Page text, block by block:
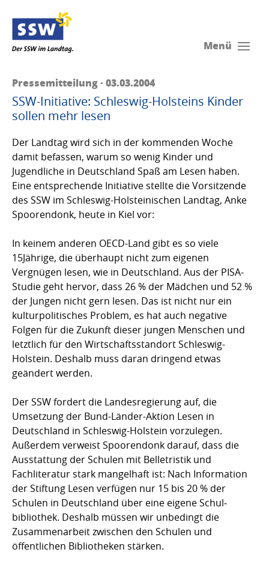
Menü
Pressemitteilung · 03.03.2004
SSW-Initiative: Schleswig-Holsteins Kinder
sollen mehr lesen
Der Landtag wird sich in der kommenden Woche
damit befassen, warum so wenig Kinder und
Jugendliche in Deutschland Spaß am Lesen haben.
Eine entsprechende Initiative stellte die Vorsitzende
des SSW im Schleswig-Hol­steinischen Landtag, Anke
Spoorendonk, heute in Kiel vor:
In keinem anderen OECD-Land gibt es so viele
15Jährige, die überhaupt nicht zum eigenen
Vergnügen lesen, wie in Deutschland. Aus der PISA-
Studie geht hervor, dass 26 % der Mädchen und 52 %
der Jungen nicht gern lesen. Das ist nicht nur ein
kulturpolitisches Problem, es hat auch negative
Folgen für die Zukunft dieser jungen Menschen und
letztlich für den Wirt­schaftsstandort Schleswig-
Holstein. Deshalb muss daran dringend etwas
geändert werden.
Der SSW fordert die Landesregierung auf, die
Umsetzung der Bund-Länder-Aktion Lesen in
Deutschland in Schleswig-Holstein vorzulegen.
Außerdem verweist Spoorendonk darauf, dass die
Ausstattung der Schulen mit Belle­tristik und
Fachliteratur stark mangelhaft ist: Nach Information
der Stiftung Lesen verfügen nur 15 bis 20 % der
Schulen in Deutschland über eine eigene Schul­
bibliothek. Deshalb müssen wir unbedingt die
Zusammenarbeit zwischen den Schulen und
öffentlichen Bibliotheken stärken.